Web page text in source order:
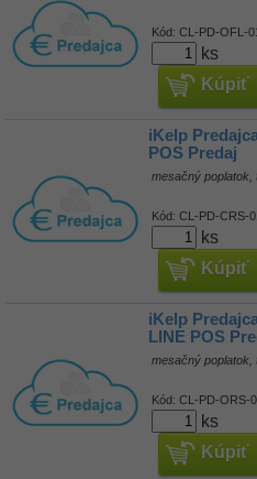
Kód: CL-PD-OFL-
ks
Kúpiť
iKelp
POS Predaj
mesačný
Kód: CL-PD-CRS-
ks
Kúpiť
iKelp
LINE POS
mesačný
Kód: CL-PD-ORS-
ks
Kúpiť